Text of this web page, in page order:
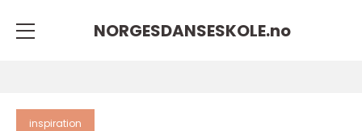
NORGESDANSESKOLE.no
inspiration